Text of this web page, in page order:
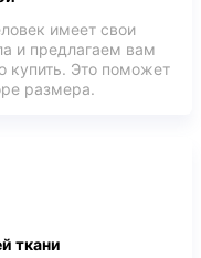
имеет свои
и предлагаем вам
купить. Это поможет
размера.
ткани